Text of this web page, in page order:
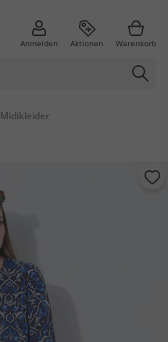
Anmelden Aktionen Warenkorb
Midikleider